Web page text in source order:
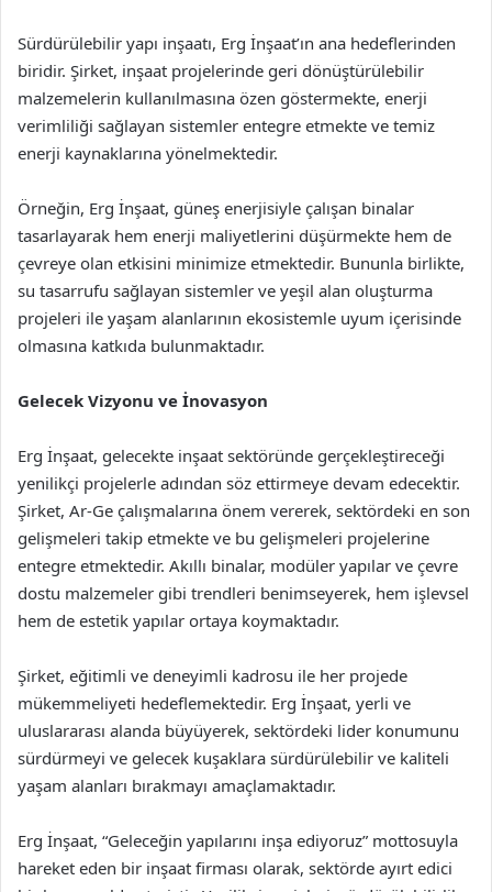
Sürdürülebilir yapı inşaatı, Erg İnşaat’ın ana hedeflerinden
biridir. Şirket, inşaat projelerinde geri dönüştürülebilir
malzemelerin kullanılmasına özen göstermekte, enerji
verimliliği sağlayan sistemler entegre etmekte ve temiz
enerji kaynaklarına yönelmektedir.
Örneğin, Erg İnşaat, güneş enerjisiyle çalışan binalar
tasarlayarak hem enerji maliyetlerini düşürmekte hem de
çevreye olan etkisini minimize etmektedir. Bununla birlikte,
su tasarrufu sağlayan sistemler ve yeşil alan oluşturma
projeleri ile yaşam alanlarının ekosistemle uyum içerisinde
olmasına katkıda bulunmaktadır.
Gelecek Vizyonu ve İnovasyon
Erg İnşaat, gelecekte inşaat sektöründe gerçekleştireceği
yenilikçi projelerle adından söz ettirmeye devam edecektir.
Şirket, Ar-Ge çalışmalarına önem vererek, sektördeki en son
gelişmeleri takip etmekte ve bu gelişmeleri projelerine
entegre etmektedir. Akıllı binalar, modüler yapılar ve çevre
dostu malzemeler gibi trendleri benimseyerek, hem işlevsel
hem de estetik yapılar ortaya koymaktadır.
Şirket, eğitimli ve deneyimli kadrosu ile her projede
mükemmeliyeti hedeflemektedir. Erg İnşaat, yerli ve
uluslararası alanda büyüyerek, sektördeki lider konumunu
sürdürmeyi ve gelecek kuşaklara sürdürülebilir ve kaliteli
yaşam alanları bırakmayı amaçlamaktadır.
Erg İnşaat, “Geleceğin yapılarını inşa ediyoruz” mottosuyla
hareket eden bir inşaat firması olarak, sektörde ayırt edici